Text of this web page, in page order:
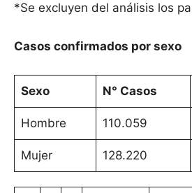
*Se excluyen del análisis los
Casos confirmados por sexo
Sexo N° Casos
Hombre 110.059
Mujer 128.220